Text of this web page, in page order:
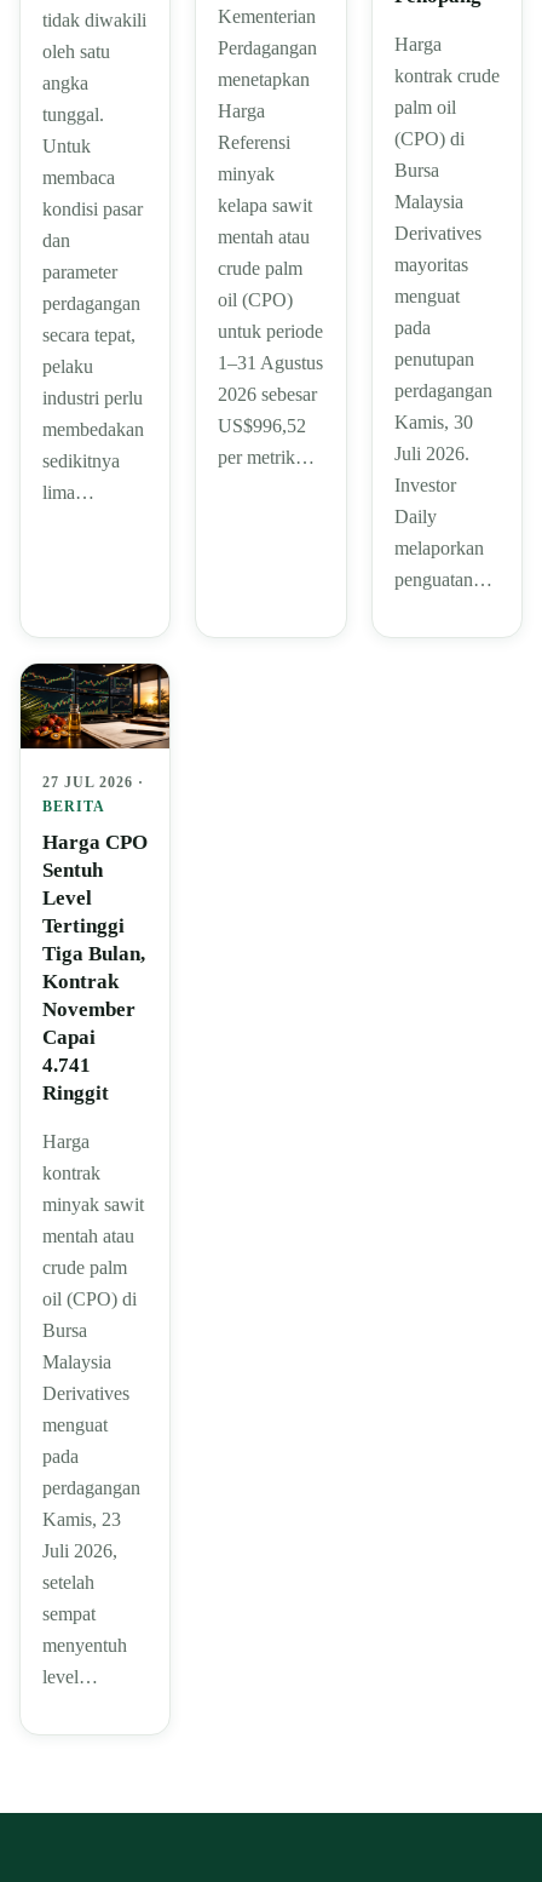
tidak diwakili
oleh satu
angka
tunggal.
Untuk
membaca
kondisi pasar
dan
parameter
perdagangan
secara tepat,
pelaku
industri perlu
membedakan
sedikitnya
lima…
Kementerian
Perdagangan
menetapkan
Harga
Referensi
minyak
kelapa sawit
mentah atau
crude palm
oil (CPO)
untuk periode
1–31 Agustus
2026 sebesar
US$996,52
per metrik…
Harga
kontrak crude
palm oil
(CPO) di
Bursa
Malaysia
Derivatives
mayoritas
menguat
pada
penutupan
perdagangan
Kamis, 30
Juli 2026.
Investor
Daily
melaporkan
penguatan…
27 JUL 2026 ·
BERITA
Harga CPO
Sentuh
Level
Tertinggi
Tiga Bulan,
Kontrak
November
Capai
4.741
Ringgit
Harga
kontrak
minyak sawit
mentah atau
crude palm
oil (CPO) di
Bursa
Malaysia
Derivatives
menguat
pada
perdagangan
Kamis, 23
Juli 2026,
setelah
sempat
menyentuh
level…